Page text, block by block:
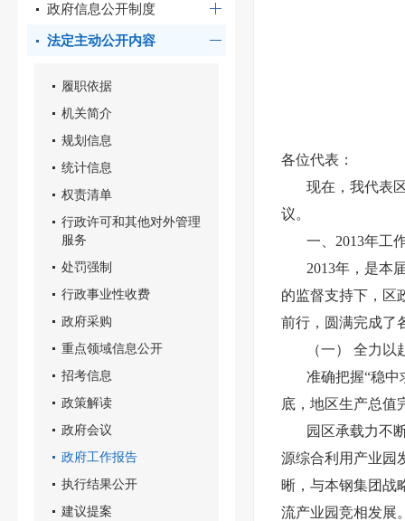
政府信息公开制度
法定主动公开内容
履职依据
机关简介
规划信息
统计信息
权责清单
行政许可和其他对外管理
服务
处罚强制
行政事业性收费
政府采购
重点领域信息公开
招考信息
政策解读
政府会议
政府工作报告
执行结果公开
建议提案
各位代表：
现在，我代表
议。
一、 2013年工
2013年，是本
的监督支持下，区
前行，圆满完成了
（一）
全力以
准确把握“稳中
底，地区生产总值
园区承载力不
源综合利用产业园
晰，与本钢集团战
流产业园竞相发展